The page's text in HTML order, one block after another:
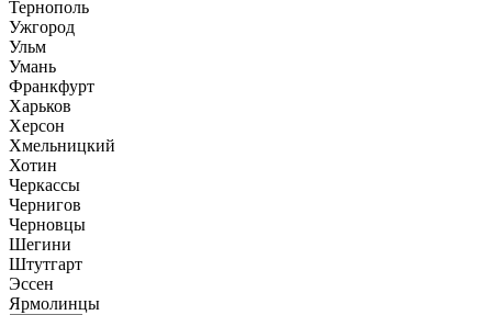
Тернополь
Ужгород
Ульм
Умань
Франкфурт
Харьков
Херсон
Хмельницкий
Хотин
Черкассы
Чернигов
Черновцы
Шегини
Штутгарт
Эссен
Ярмолинцы